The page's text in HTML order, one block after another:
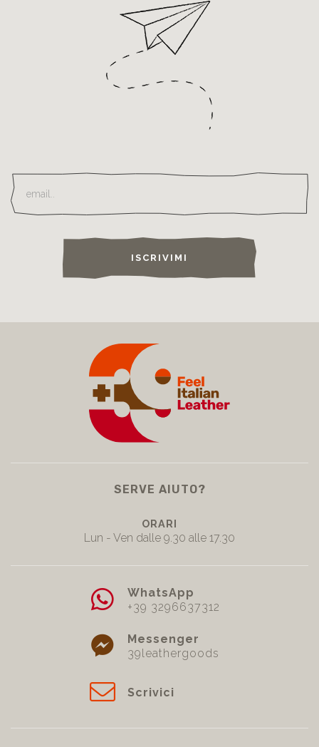
ISCRIVIMI
SERVE AIUTO?
ORARI
Lun - Ven dalle 9.30 alle 17.30
WhatsApp
+39 3296637312
Messenger
39leathergoods
Scrivici